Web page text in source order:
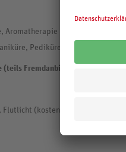
Aromatherapie
Pediküre,
Fremdanbieter)
Flutlicht (kostenpflichtig)